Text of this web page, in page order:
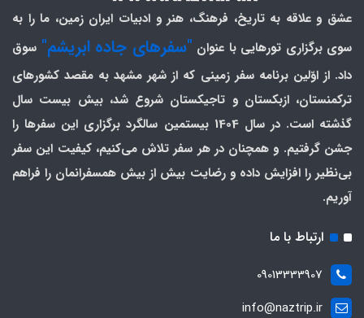
عشق و علاقه به تاریخ، فرهنگ، هنر و ادبیات ایران زمین، ما را به
سوی برگزاری تورهایی با عنوان "سفرهای جاده ابریشم" سوق
داد. از اوّلین برنامه سفر زمینی که از شهر مشهد به مقصد کشورهای
ترکمنستان، ازبکستان و تاجیکستان شروع شد، بیش بیست سال
گذشته است. در سال 1404 بیستمین سالگرد برگزاری این سفرها را
جشن گرفتیم. و همچنان در هر سفر تلاش می‌کنیم، کیفیت این سفر
بی‌نظیر را افزایش داده و رضایت بیش از بیش همسفرانمان را فراهم
آوریم.
ارتباط با ما
09013333907
info@naztrip.ir